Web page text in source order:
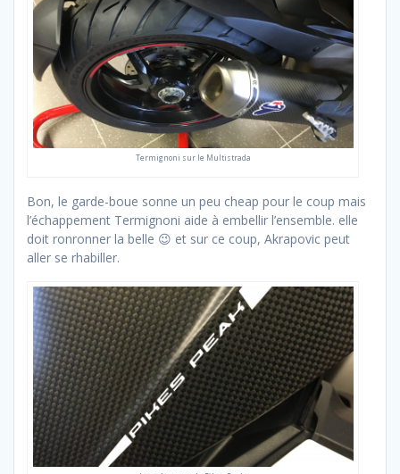
Termignoni sur le Multistrada
Bon, le garde-boue sonne un peu cheap pour le coup mais
l’échappement Termignoni aide à embellir l’ensemble. elle
doit ronronner la belle 😉 et sur ce coup, Akrapovic peut
aller se rhabiller.